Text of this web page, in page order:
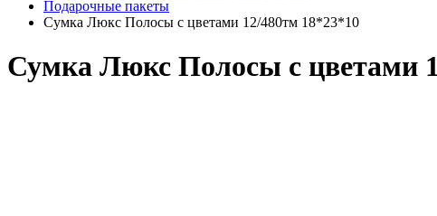
Подарочные пакеты
Сумка Люкс Полосы с цветами 12/480тм 18*23*10
Сумка Люкс Полосы с цветами